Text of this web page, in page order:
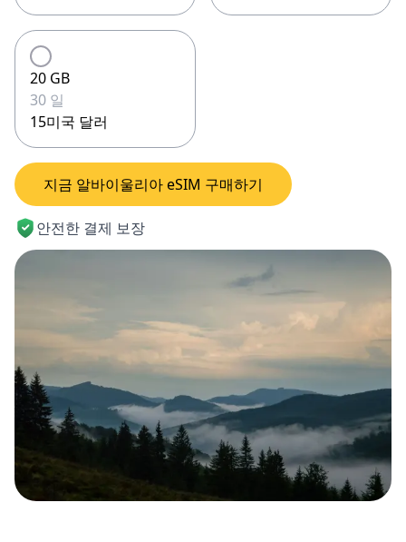
20 GB
30 일
15미국 달러
지금 알바이울리아 eSIM 구매하기
안전한 결제 보장